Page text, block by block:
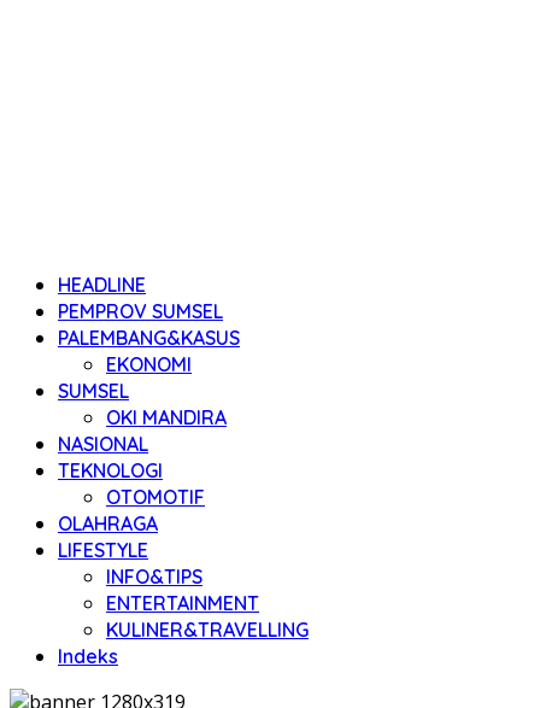
HEADLINE
PEMPROV SUMSEL
PALEMBANG&KASUS
EKONOMI
SUMSEL
OKI MANDIRA
NASIONAL
TEKNOLOGI
OTOMOTIF
OLAHRAGA
LIFESTYLE
INFO&TIPS
ENTERTAINMENT
KULINER&TRAVELLING
Indeks